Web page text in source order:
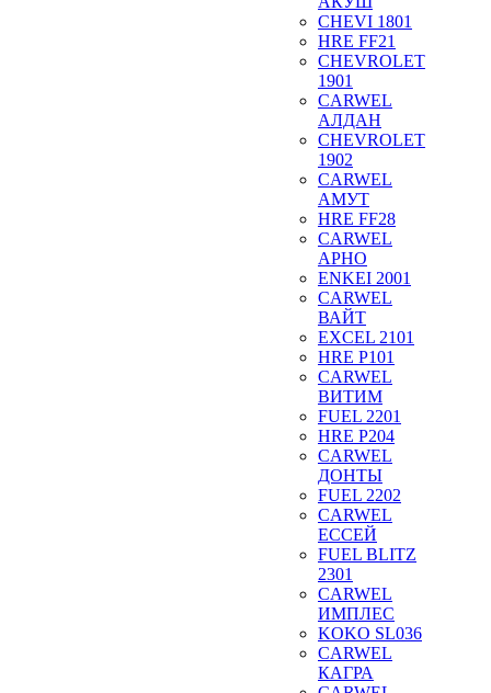
CHEVI 1801
HRE FF21
CHEVROLET
1901
CARWEL
АЛДАН
CHEVROLET
1902
CARWEL
АМУТ
HRE FF28
CARWEL
АРНО
ENKEI 2001
CARWEL
ВАЙТ
EXCEL 2101
HRE P101
CARWEL
ВИТИМ
FUEL 2201
HRE P204
CARWEL
ДОНТЫ
FUEL 2202
CARWEL
ЕССЕЙ
FUEL BLITZ
2301
CARWEL
ИМПЛЕС
KOKO SL036
CARWEL
КАГРА